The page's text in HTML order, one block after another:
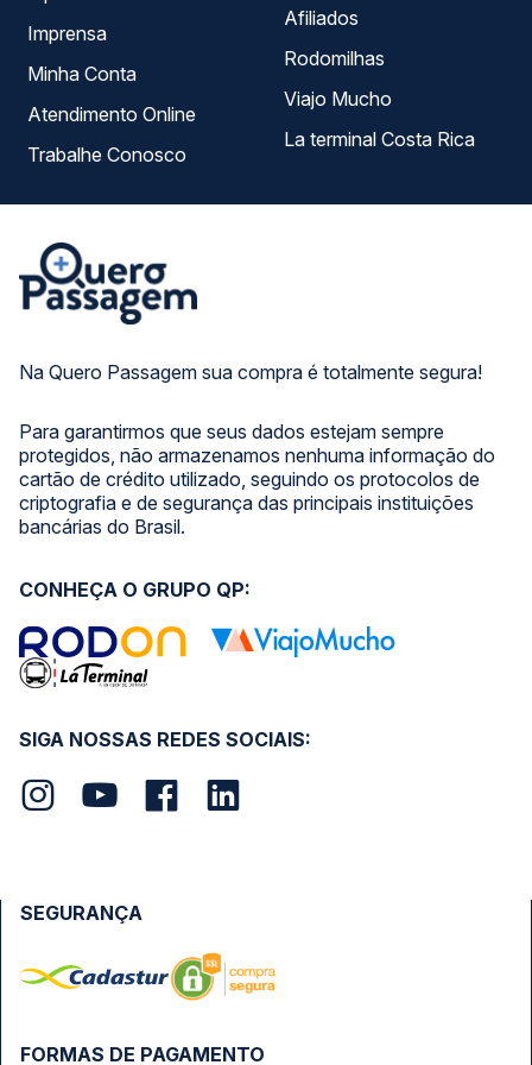
Na Quero Passagem sua compra é totalmente segura!
Para garantirmos que seus dados estejam sempre
protegidos, não armazenamos nenhuma informação do
cartão de crédito utilizado, seguindo os protocolos de
criptografia e de segurança das principais instituições
bancárias do Brasil.
Imprensa
Minha Conta
Atendimento Online
Trabalhe Conosco
Afiliados
Rodomilhas
Viajo Mucho
La terminal Costa Rica
SIGA NOSSAS REDES SOCIAIS:
CONHEÇA O GRUPO QP:
FORMAS DE PAGAMENTO
SEGURANÇA